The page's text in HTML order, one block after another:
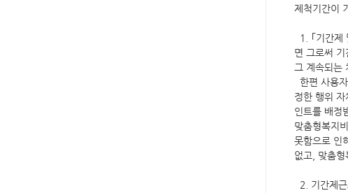
제척기간이
1. ｢기간제
면 그로써
그 계속되는
한편 사용
정한 행위
인트를 배정
맞춤형복지
못함으로 인
없고, 맞춤형
2. 기간제